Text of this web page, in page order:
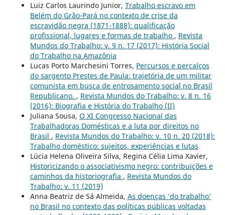
Luiz Carlos Laurindo Junior, Trabalho escravo em
Belém do Grão-Pará no contexto de crise da
escravidão negra (1871-1888): qualificação
profissional, lugares e formas de trabalho , Revista
Mundos do Trabalho: v. 9 n. 17 (2017): História Social
do Trabalho na Amazônia
Lucas Porto Marchesini Torres, Percursos e percalços
do sargento Prestes de Paula: trajetória de um militar
comunista em busca de entrosamento social no Brasil
Republicano. , Revista Mundos do Trabalho: v. 8 n. 16
(2016): Biografia e História do Trabalho (II)
Juliana Sousa, O XI Congresso Nacional das
Trabalhadoras Domésticas e a luta por direitos no
Brasil , Revista Mundos do Trabalho: v. 10 n. 20 (2018):
Trabalho doméstico: sujeitos, experiências e lutas
Lúcia Helena Oliveira Silva, Regina Célia Lima Xavier,
Historicizando o associativismo negro: contribuições e
caminhos da historiografia , Revista Mundos do
Trabalho: v. 11 (2019)
Anna Beatriz de Sá Almeida, As doenças ‘do trabalho’
no Brasil no contexto das políticas públicas voltadas